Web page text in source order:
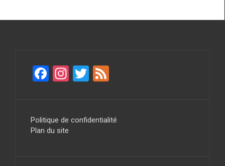
F
b
o
In
gr
T
er
Politique de confidentialité
Plan du site